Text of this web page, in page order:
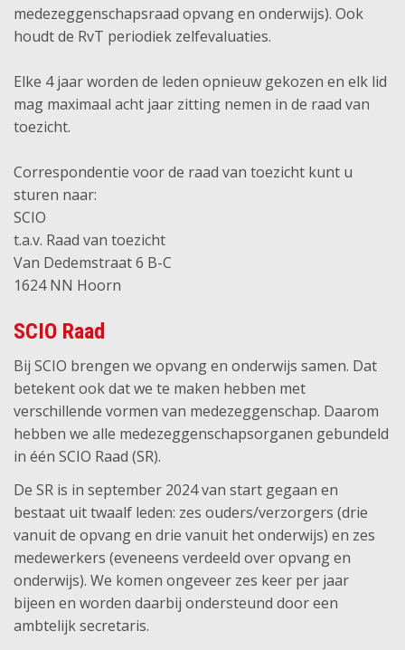
medezeggenschapsraad opvang en onderwijs). Ook
houdt de RvT periodiek zelfevaluaties.
Elke 4 jaar worden de leden opnieuw gekozen en elk lid
mag maximaal acht jaar zitting nemen in de raad van
toezicht.
Correspondentie voor de raad van toezicht kunt u
sturen naar:
SCIO
t.a.v. Raad van toezicht
Van Dedemstraat 6 B-C
1624 NN Hoorn
SCIO Raad
Bij SCIO brengen we opvang en onderwijs samen. Dat
betekent ook dat we te maken hebben met
verschillende vormen van medezeggenschap. Daarom
hebben we alle medezeggenschapsorganen gebundeld
in één SCIO Raad (SR).
De SR is in september 2024 van start gegaan en
bestaat uit twaalf leden: zes ouders/verzorgers (drie
vanuit de opvang en drie vanuit het onderwijs) en zes
medewerkers (eveneens verdeeld over opvang en
onderwijs). We komen ongeveer zes keer per jaar
bijeen en worden daarbij ondersteund door een
ambtelijk secretaris.